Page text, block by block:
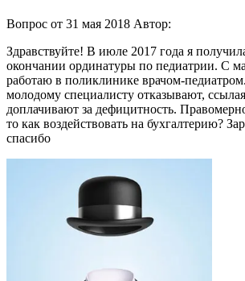
Вопрос от 31 мая 2018 Автор:
Здравствуйте! В июле 2017 года я
окончании ординатуры по педиатрии. С
работаю в поликлинике врачом-
молодому специалисту отказывают,
доплачивают за дефицитность.
то как воздействовать на бухгалтерию?
спасибо